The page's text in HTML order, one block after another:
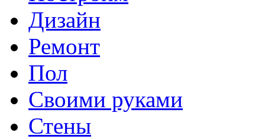
Дизайн
Ремонт
Пол
Своими руками
Стены